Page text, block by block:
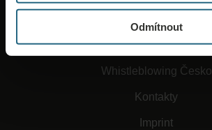
Odmítnout
Soulad s předpisy
Whistleblowing Česko
Kontakty
Imprint